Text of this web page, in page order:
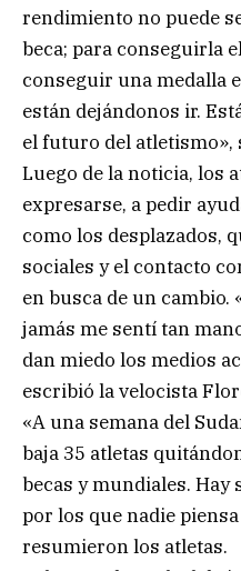
rendimiento no puede
beca; para conseguirla
conseguir una medalla
están dejándonos ir.
el futuro del atletismo»,
Luego de la noticia, los
expresarse, a pedir
como los desplazados,
sociales y el contacto
en busca de un cambio.
jamás me sentí tan
dan miedo los medios
escribió la velocista
«A una semana del
baja 35 atletas
becas y mundiales. Hay
por los que nadie
resumieron los atletas.